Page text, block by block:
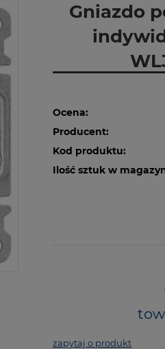
Gniazdo
Ocena:
Producent:
Kod produktu:
Ilość sztuk w
zapytaj o produkt